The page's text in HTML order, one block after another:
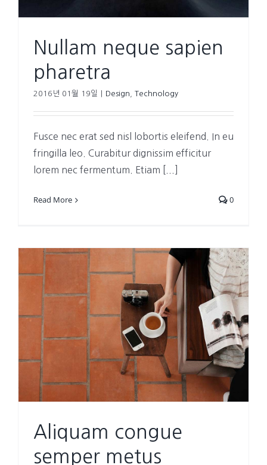
Nullam neque sapien
pharetra
2016년 01월 19일 Design Technology
Fusce nec erat sed nisl lobortis eleifend. In eu
fringilla leo. Curabitur dignissim efficitur
lorem nec fermentum. Etiam [...]
Read More 0
Aliquam congue
semper metus